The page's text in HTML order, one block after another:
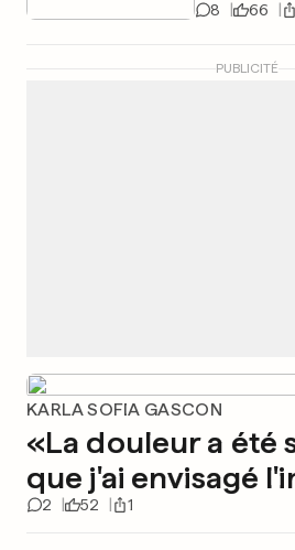
8 66
PUBLICITÉ
KARLA SOFIA GASCON
«La douleur a été
que j'ai envisagé
2 52 1